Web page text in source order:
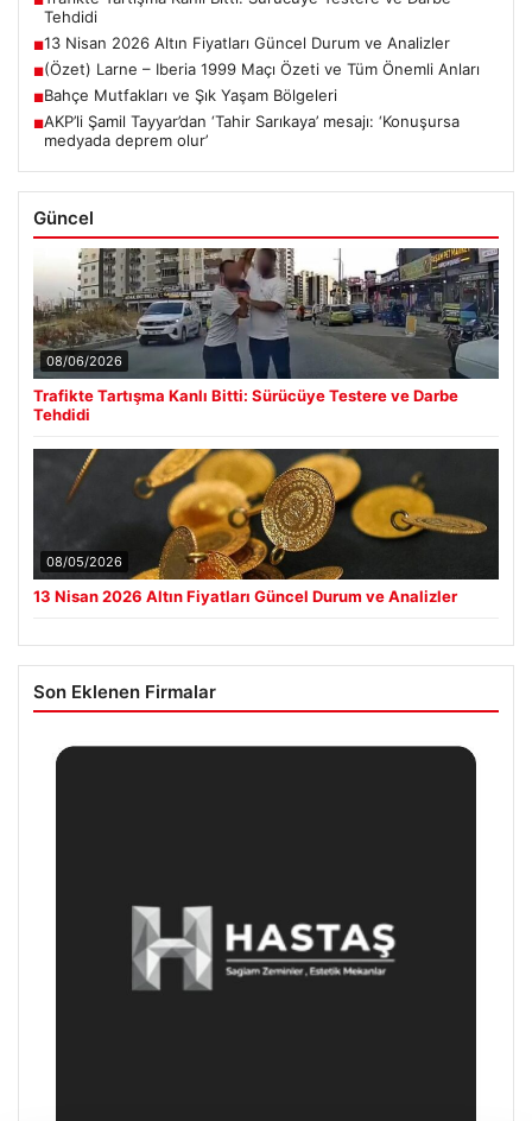
Tehdidi
■13 Nisan 2026 Altın Fiyatları Güncel Durum ve Analizler
■(Özet) Larne – Iberia 1999 Maçı Özeti ve Tüm Önemli Anları
■Bahçe Mutfakları ve Şık Yaşam Bölgeleri
■AKP’li Şamil Tayyar’dan ‘Tahir Sarıkaya’ mesajı: ‘Konuşursa
medyada deprem olur’
Güncel
08/06/2026
Trafikte Tartışma Kanlı Bitti: Sürücüye Testere ve Darbe
Tehdidi
08/05/2026
13 Nisan 2026 Altın Fiyatları Güncel Durum ve Analizler
Son Eklenen Firmalar